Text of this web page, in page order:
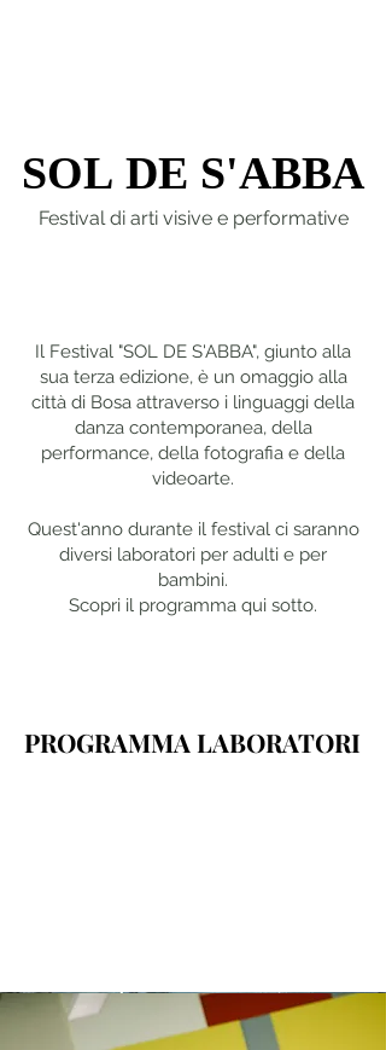
FESTIVAL 2026
SOL DE S'ABBA
SOL DE S'ABBA
Festival di arti visive e performative
Il Festival "SOL DE S'ABBA", giunto alla
sua terza edizione, è un omaggio alla
città di Bosa attraverso i linguaggi della
danza contemporanea, della
performance, della fotografia e della
videoarte.
Quest'anno durante il festival ci saranno
diversi laboratori per adulti e per
bambini.
Scopri il programma qui sotto.
PROGRAMMA LABORATORI
PROGRAMMA LABORATORI